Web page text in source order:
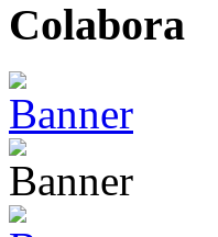
Colabora